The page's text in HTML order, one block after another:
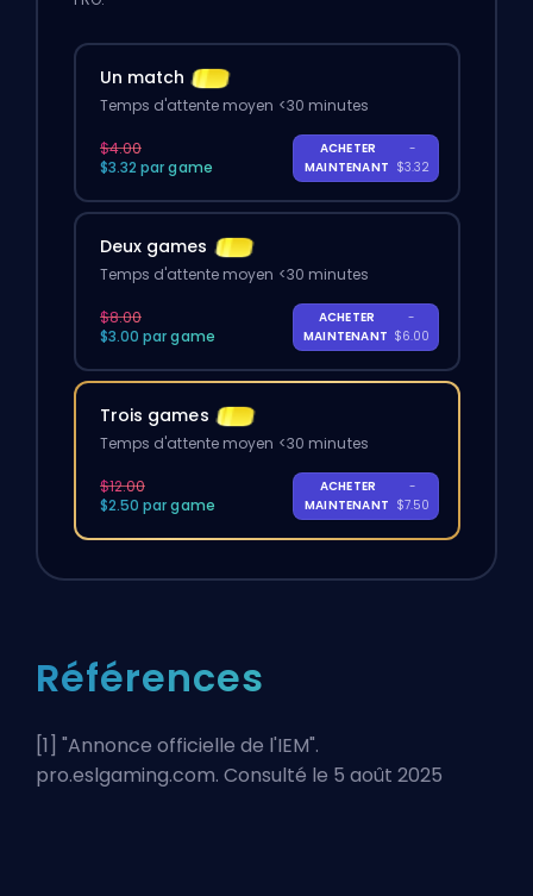
Un match
Temps d'attente moyen <30 minutes
$4.00
$3.32 par game
ACHETER
MAINTENANT
-
$3.32
Deux games
Temps d'attente moyen <30 minutes
$8.00
$3.00 par game
ACHETER
MAINTENANT
-
$6.00
Trois games
Temps d'attente moyen <30 minutes
$12.00
$2.50 par game
ACHETER
MAINTENANT
-
$7.50
Références
[1] "Annonce officielle de l'IEM".
pro.eslgaming.com. Consulté le 5 août 2025